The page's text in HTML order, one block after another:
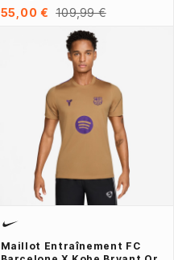
55,00 € 109,99 €
Maillot Entraînement FC